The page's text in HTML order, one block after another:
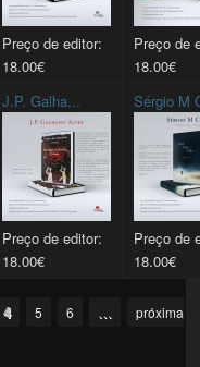
Preço de editor:
18.00€
Preço de
18.00€
J.P. Galha...
Preço de editor:
18.00€
Sérgio M
Preço de
18.00€
4 5 6 …
próxima